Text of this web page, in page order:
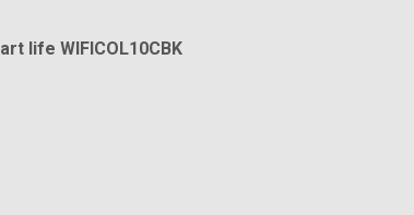
life WIFICOL10CBK